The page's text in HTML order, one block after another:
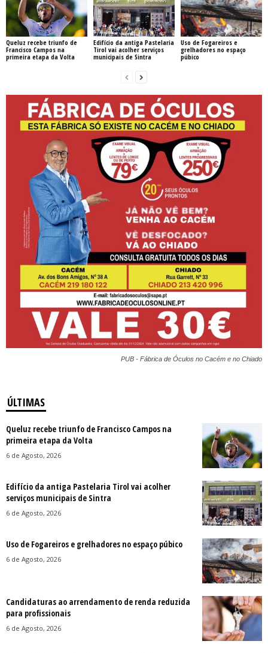
Queluz recebe triunfo de
Francisco Campos na
primeira etapa da Volta
Edifício da antiga Pastelaria
Tirol vai acolher serviços
municipais de Sintra
Uso de Fogareiros e
grelhadores no espaço
púbico
PUB - Fábrica de Óculos no Cacém e no Chiado
ÚLTIMAS
Queluz recebe triunfo de Francisco Campos na
primeira etapa da Volta
6 de Agosto, 2026
Edifício da antiga Pastelaria Tirol vai acolher
serviços municipais de Sintra
6 de Agosto, 2026
Uso de Fogareiros e grelhadores no espaço púbico
6 de Agosto, 2026
Candidaturas ao arrendamento de renda reduzida
para profissionais
6 de Agosto, 2026